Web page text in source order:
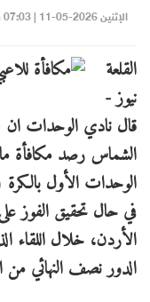
الإثنين 2026-05-11 | 07:03 pm
القلعة
نيوز -
قال نادي الوحدات ان
الوحدات الأول
في حال تحقيق الفوز
الأردن، خلال اللقاء
الدور نصف النهائي من